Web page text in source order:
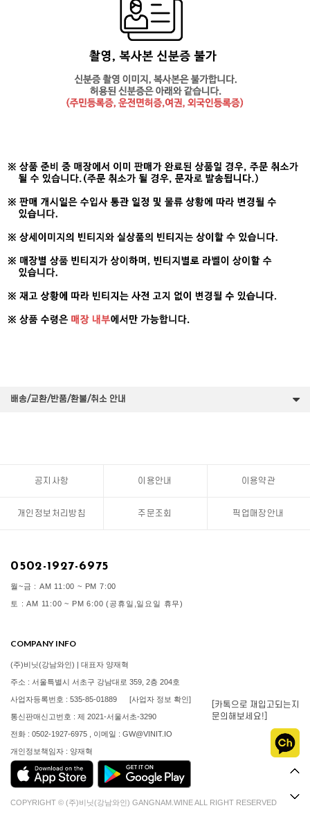
배송/교환/반품/환불/취소 안내
공지사항 이용안내 이용약관
개인정보처리방침 주문조회 픽업매장안내
0502-1927-6975
월~금 : AM 11:00 ~ PM 7:00
토 : AM 11:00 ~ PM 6:00 (공휴일,일요일 휴무)
COMPANY INFO
(주)비닛(강남와인) | 대표자 양재혁
주소 : 서울특별시 서초구 강남대로 359, 2층 204호
사업자등록번호 : 535-85-01889 [사업자 정보 확인]
통신판매신고번호 : 제 2021-서울서초-3290
전화 : 0502-1927-6975 , 이메일 : GW@VINIT.IO
개인정보책임자 : 양재혁
COPYRIGHT © (주)비닛(강남와인) GANGNAM.WINE ALL RIGHT RESERVED
[카톡으로 재입고되는지
문의해보세요!]